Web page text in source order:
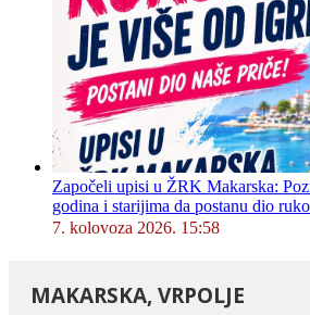
Započeli upisi u ŽRK Makarska:
godina i starijima da postanu dio
7. kolovoza 2026. 15:58